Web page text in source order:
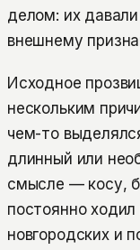
делом: их
внешнему
Исходное
нескольким
чем-то
длинный или
смысле — косу,
постоянно
новгородских и